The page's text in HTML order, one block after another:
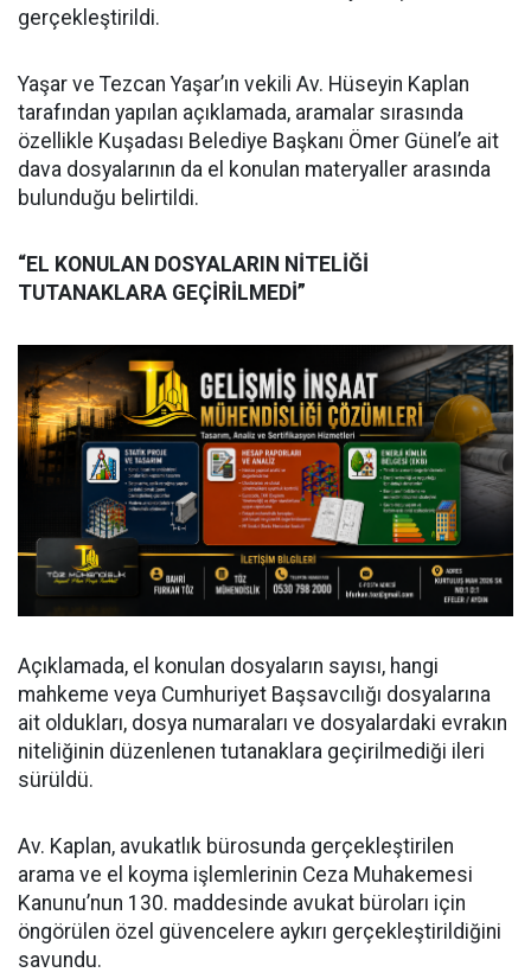
gerçekleştirildi.
Yaşar ve Tezcan Yaşar’ın vekili Av. Hüseyin Kaplan
tarafından yapılan açıklamada, aramalar sırasında
özellikle Kuşadası Belediye Başkanı Ömer Günel’e ait
dava dosyalarının da el konulan materyaller arasında
bulunduğu belirtildi.
“EL KONULAN DOSYALARIN NİTELİĞİ
TUTANAKLARA GEÇİRİLMEDİ”
Açıklamada, el konulan dosyaların sayısı, hangi
mahkeme veya Cumhuriyet Başsavcılığı dosyalarına
ait oldukları, dosya numaraları ve dosyalardaki evrakın
niteliğinin düzenlenen tutanaklara geçirilmediği ileri
sürüldü.
Av. Kaplan, avukatlık bürosunda gerçekleştirilen
arama ve el koyma işlemlerinin Ceza Muhakemesi
Kanunu’nun 130. maddesinde avukat büroları için
öngörülen özel güvencelere aykırı gerçekleştirildiğini
savundu.